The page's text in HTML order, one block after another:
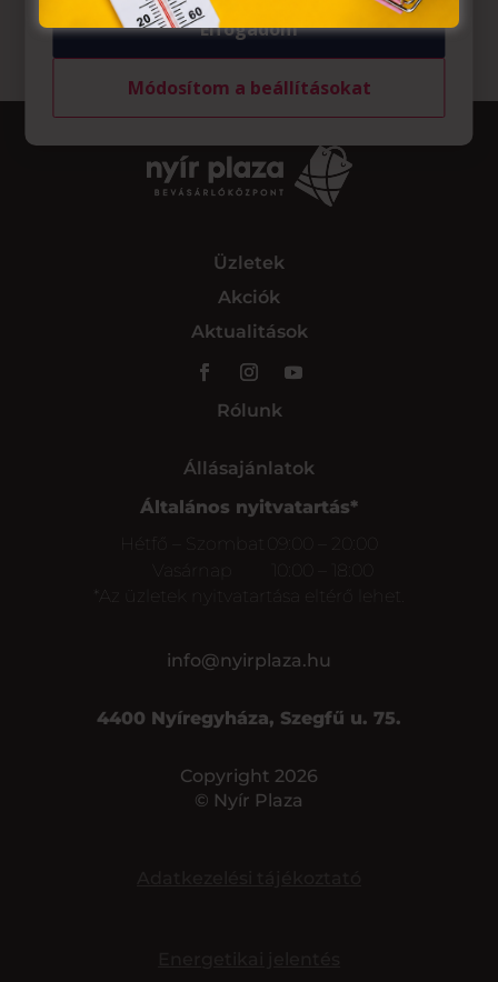
Üzletek
Akciók
Aktualitások
Rólunk
Állásajánlatok
Általános nyitvatartás*
Hétfő – Szombat
09:00 – 20:00
Vasárnap
*Az üzletek nyitvatartása eltérő lehet.
info@nyirplaza.hu
4400 Nyíregyháza, Szegfű u. 75.
Copyright 2026
© Nyír Plaza
Elfogadom
Módosítom a beállításokat